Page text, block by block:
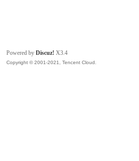
Powered byDiscuz! X3.4
Copyright © 2001-2021, Tencent Cloud.